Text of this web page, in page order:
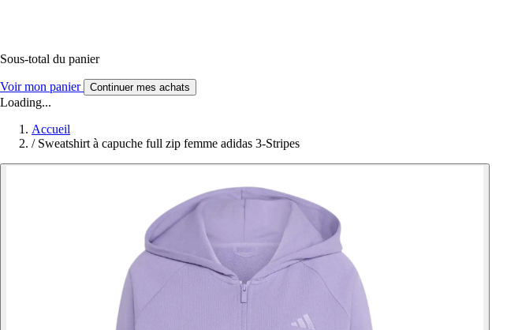
Sous-total du panier
Voir mon panier Continuer mes achats
Loading...
Accueil
/ Sweatshirt à capuche full zip femme adidas 3-Stripes